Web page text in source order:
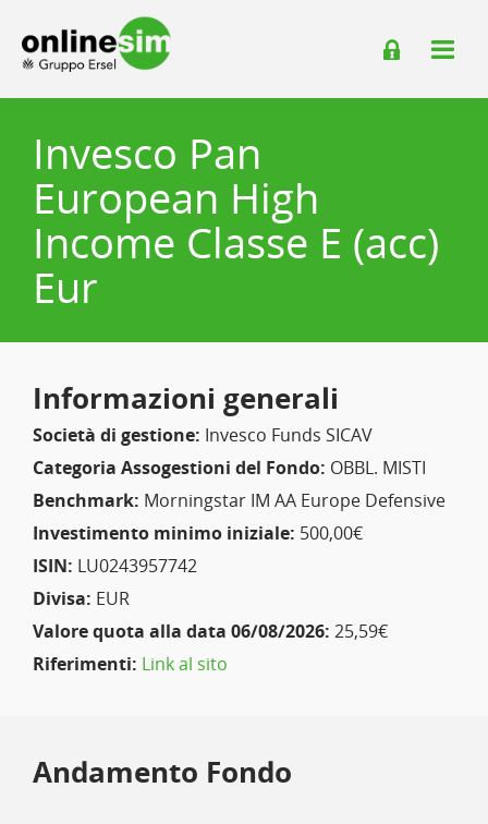
Invesco Pan
European High
Income Classe E (acc)
Eur
Informazioni generali
Società di gestione: Invesco Funds SICAV
Categoria Assogestioni del Fondo: OBBL. MISTI
Benchmark: Morningstar IM AA Europe Defensive
Investimento minimo iniziale: 500,00€
ISIN: LU0243957742
Divisa: EUR
Valore quota alla data 06/08/2026: 25,59€
Riferimenti: Link al sito
Andamento Fondo